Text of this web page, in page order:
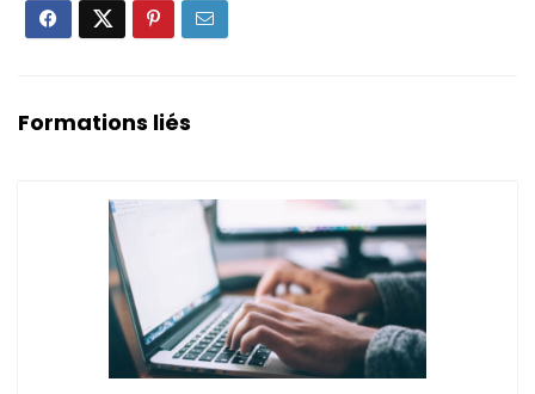
Formations liés